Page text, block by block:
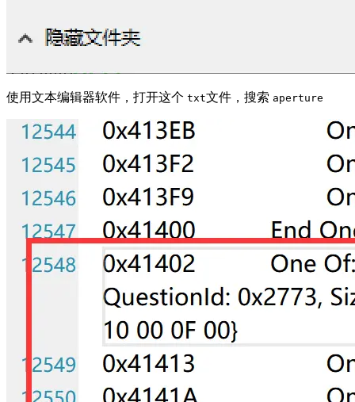
使用文本编辑器软件，打开这个 txt文件，搜索 aperture